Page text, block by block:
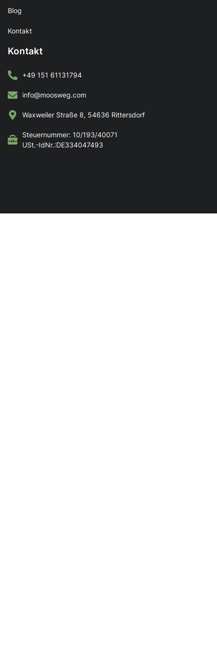
Blog
Kontakt
Kontakt
+49 151 61131794
info@moosweg.com
Waxweiler Straße 8, 54636 Rittersdorf
Steuernummer: 10/193/40071
USt.-IdNr.:DE334047493